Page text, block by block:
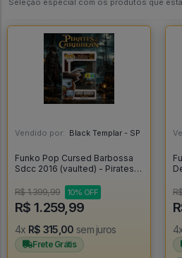
Vendido por: Black Templar - SP
Funko Pop Cursed Barbossa
Sdcc 2016 (vaulted) - Pirates
R$ 1.399,99
10% OFF
R$ 1.259,99
4x R$ 315,00 sem juros
Frete Grátis